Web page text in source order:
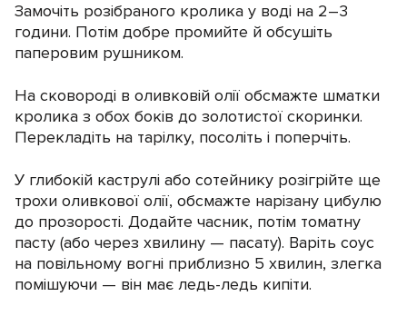
Замочіть розібраного кролика у воді на 2–3
години. Потім добре промийте й обсушіть
паперовим рушником.
На сковороді в оливковій олії обсмажте шматки
кролика з обох боків до золотистої скоринки.
Перекладіть на тарілку, посоліть і поперчіть.
У глибокій каструлі або сотейнику розігрійте ще
трохи оливкової олії, обсмажте нарізану цибулю
до прозорості. Додайте часник, потім томатну
пасту (або через хвилину — пасату). Варіть соус
на повільному вогні приблизно 5 хвилин, злегка
помішуючи — він має ледь-ледь кипіти.